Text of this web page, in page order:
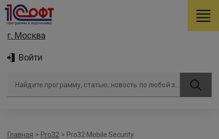
г. Москва
Войти
Главная > Pro32 > Pro32 Mobile Security